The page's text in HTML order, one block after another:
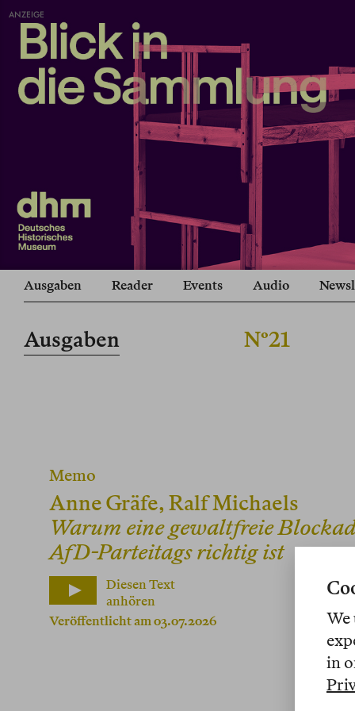
ANZEIGE
Ausgaben Reader Events Audio
Ausgaben Nº21
Memo
Anne Gräfe, Ralf Michaels
Warum eine gewaltfreie
AfD-Parteitags richtig ist
Diesen Text
anhören
Veröffentlicht am 03.07.2026
We
in